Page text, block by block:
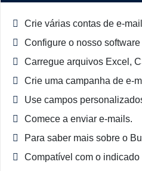
Crie várias contas de e-
Configure o nosso
Carregue arquivos Excel,
Crie uma campanha de e-
Use campos
Comece a enviar e-mails.
Para saber mais sobre o
Compatível com o indicado